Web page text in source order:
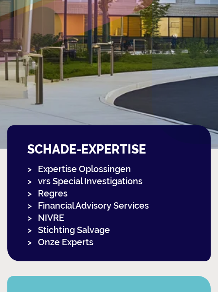
SCHADE-EXPERTISE
Expertise Oplossingen
vrs Special Investigations
Regres
Financial Advisory Services
NIVRE
Stichting Salvage
Onze Experts